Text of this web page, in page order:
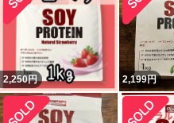
2,250円 2,199円